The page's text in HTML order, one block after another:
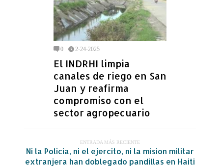
0 2-24-2025
El INDRHI limpia
canales de riego en San
Juan y reafirma
compromiso con el
sector agropecuario
ENTRADA MÁS RECIENTE
Ni la Policia, ni el ejercito, ni la mision militar
extranjera han doblegado pandillas en Haiti